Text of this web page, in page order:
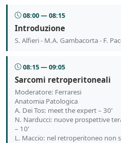
08:00 — 08:15
Introduzione
S. Alfieri - M.A. Gambacorta - F.
08:15 — 09:05
Sarcomi retroperitoneali
Moderatore: Ferraresi
Anatomia Patologica
A. Dei Tos: meet the expert – 30’
N. Narducci: nuove prospettive
– 10’
L. Maccio: nel retroperitoneo non